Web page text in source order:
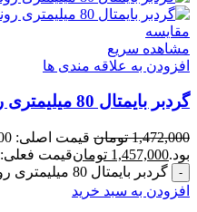
مقایسه
مشاهده سریع
افزودن به علاقه مندی ها
گردبر بایمتال 80 میلیمتری رونیکس کد RH-5236
1,472,000 تومان
بود.1,457,000 تومانقیمت فعلی: 1,457,000 تومان.
گردبر بایمتال 80 میلیمتری رونیکس کد RH-5236 عدد
افزودن به سبد خرید